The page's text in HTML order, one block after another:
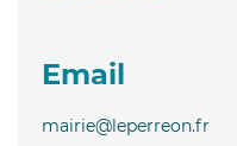
Email
mairie@leperreon.fr